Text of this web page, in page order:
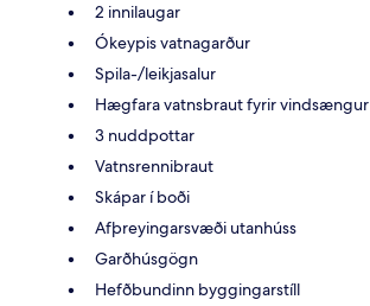
2 innilaugar
Ókeypis vatnagarður
Spila-/leikjasalur
Hægfara vatnsbraut fyrir vindsængur
3 nuddpottar
Vatnsrennibraut
Skápar í boði
Afþreyingarsvæði utanhúss
Garðhúsgögn
Hefðbundinn byggingarstíll